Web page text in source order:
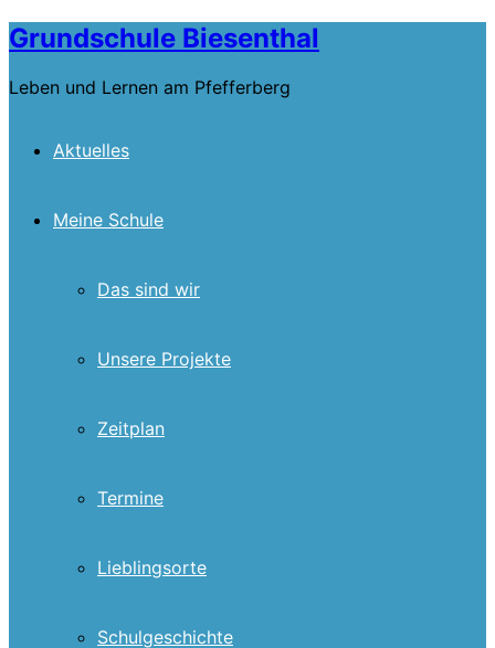
Skip
to
content
Grundschule Biesenthal
Leben und Lernen am Pfefferberg
Aktuelles
Meine Schule
Das sind wir
Unsere Projekte
Zeitplan
Termine
Lieblingsorte
Schulgeschichte